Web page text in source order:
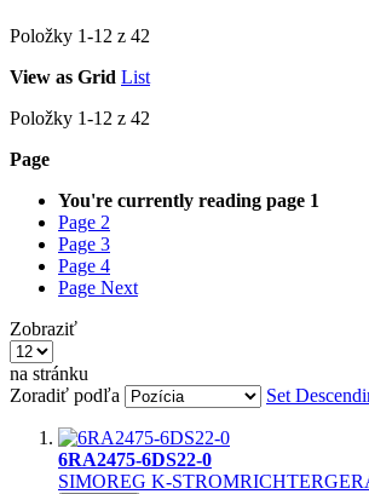
Položky 1-12 z 42
View as Grid List
Položky 1-12 z 42
Page
You're currently reading page 1
Page 2
Page 3
Page 4
Page Next
Zobraziť
na stránku
Zoradiť podľa
Set
6RA2475-6DS22-0
SIMOREG K-